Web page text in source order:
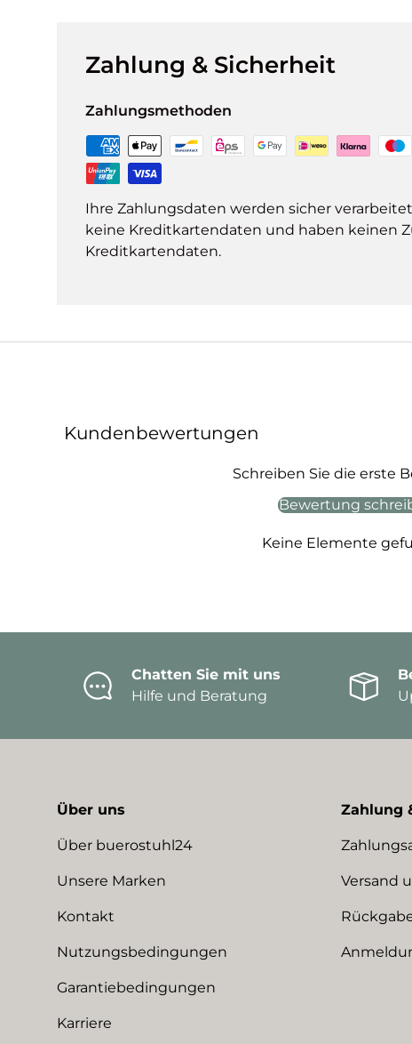
Zahlung & Sicherheit
Zahlungsmethoden
Ihre Zahlungsdaten werden sicher
keine Kreditkartendaten und haben keinen
Kreditkartendaten.
Kundenbewertungen
Schreiben Sie die erste
Bewertung
Keine Elemente
Chatten Sie mit uns
Hilfe und Beratung
Über uns
Über buerostuhl24
Unsere Marken
Kontakt
Nutzungsbedingungen
Garantiebedingungen
Karriere
Zahlung
Versand